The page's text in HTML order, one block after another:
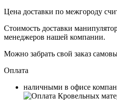
Цена доставки по межгороду
Стоимость доставки
менеджеров нашей компании.
Можно забрать свой заказ
Оплата
наличными в офисе